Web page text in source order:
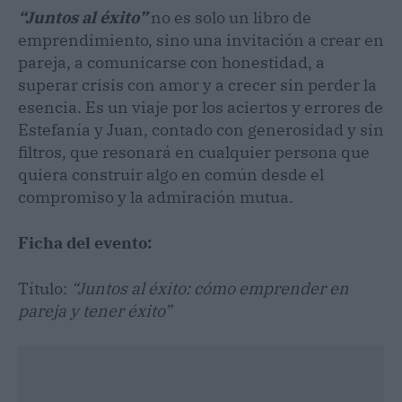
“Juntos al éxito”no es solo un libro de
emprendimiento, sino una invitación a crear en
pareja, a comunicarse con honestidad, a
superar crisis con amor y a crecer sin perder la
esencia. Es un viaje por los aciertos y errores de
Estefanía y Juan, contado con generosidad y sin
filtros, que resonará en cualquier persona que
quiera construir algo en común desde el
compromiso y la admiración mutua.
Ficha del evento:
Título: “Juntos al éxito: cómo emprender en
pareja y tener éxito”